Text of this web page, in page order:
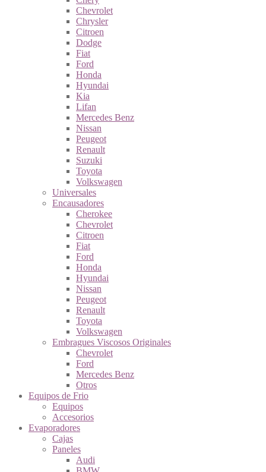
Chevrolet
Chrysler
Citroen
Dodge
Fiat
Ford
Honda
Hyundai
Kia
Lifan
Mercedes Benz
Nissan
Peugeot
Renault
Suzuki
Toyota
Volkswagen
Universales
Encausadores
Cherokee
Chevrolet
Citroen
Fiat
Ford
Honda
Hyundai
Nissan
Peugeot
Renault
Toyota
Volkswagen
Embragues Viscosos Originales
Chevrolet
Ford
Mercedes Benz
Otros
Equipos de Frio
Equipos
Accesorios
Evaporadores
Cajas
Paneles
Audi